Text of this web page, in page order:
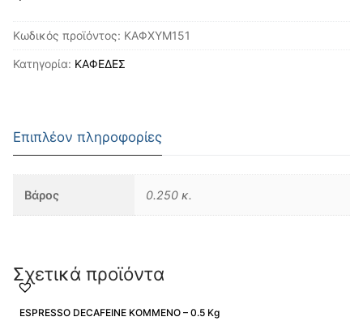
Κωδικός προϊόντος: ΚΑΦΧΥΜ151
Κατηγορία: ΚΑΦΕΔΕΣ
Επιπλέον πληροφορίες
Βάρος 0.250 κ.
Σχετικά προϊόντα
ESPRESSO DECAFEINE ΚΟΜΜΕΝΟ – 0.5 Kg